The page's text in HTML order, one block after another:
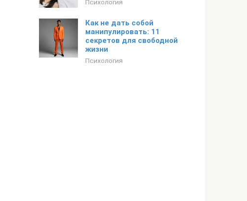
Психология
Как не дать собой
манипулировать: 11
секретов для свободной
жизни
Психология